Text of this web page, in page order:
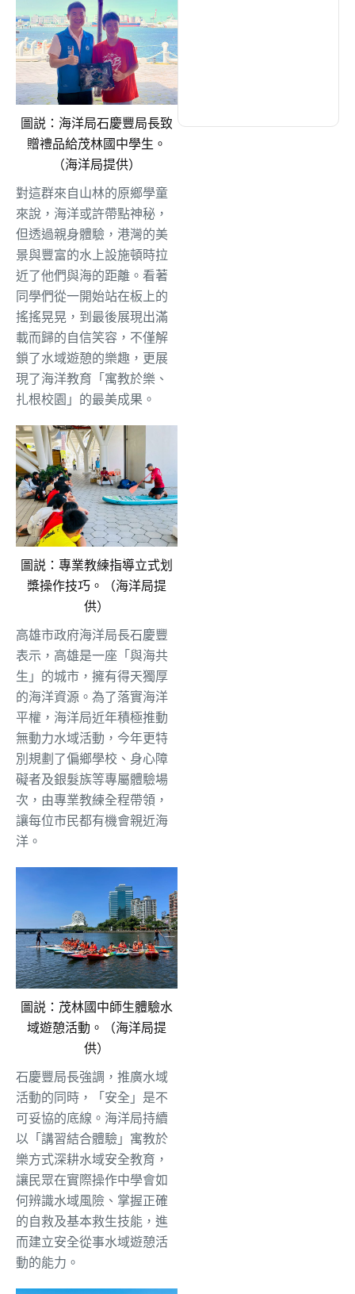
圖説：海洋局石慶豐局長致
贈禮品給茂林國中學生。
（海洋局提供）
對這群來自山林的原鄉學童
來說，海洋或許帶點神秘，
但透過親身體驗，港灣的美
景與豐富的水上設施頓時拉
近了他們與海的距離。看著
同學們從一開始站在板上的
搖搖晃晃，到最後展現出滿
載而歸的自信笑容，不僅解
鎖了水域遊憩的樂趣，更展
現了海洋教育「寓教於樂、
扎根校園」的最美成果。
圖説：專業教練指導立式划
槳操作技巧。（海洋局提
供）
高雄市政府海洋局長石慶豐
表示，高雄是一座「與海共
生」的城市，擁有得天獨厚
的海洋資源。為了落實海洋
平權，海洋局近年積極推動
無動力水域活動，今年更特
別規劃了偏鄉學校、身心障
礙者及銀髮族等專屬體驗場
次，由專業教練全程帶領，
讓每位市民都有機會親近海
洋。
圖説：茂林國中師生體驗水
域遊憩活動。（海洋局提
供）
石慶豐局長強調，推廣水域
活動的同時，「安全」是不
可妥協的底線。海洋局持續
以「講習結合體驗」寓教於
樂方式深耕水域安全教育，
讓民眾在實際操作中學會如
何辨識水域風險、掌握正確
的自救及基本救生技能，進
而建立安全從事水域遊憩活
動的能力。